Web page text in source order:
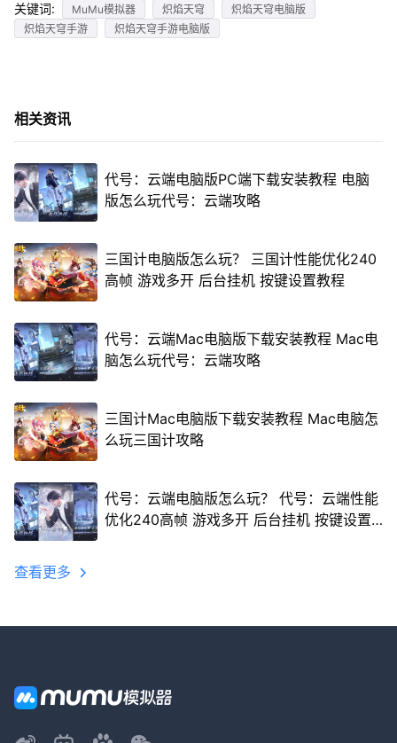
关键词: MuMu模拟器 炽焰天穹
炽焰天穹电脑版
炽焰天穹手游
炽焰天穹手游电脑版
相关资讯
代号：云端电脑版PC端下载安装教程 电脑
版怎么玩代号：云端攻略
三国计电脑版怎么玩？ 三国计性能优化240
高帧 游戏多开 后台挂机 按键设置教程
代号：云端Mac电脑版下载安装教程 Mac电
脑怎么玩代号：云端攻略
三国计Mac电脑版下载安装教程 Mac电脑怎
么玩三国计攻略
代号：云端电脑版怎么玩？ 代号：云端性能
优化240高帧 游戏多开 后台挂机 按键设置
查看更多